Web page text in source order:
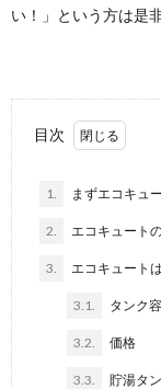
い！」という方は是
目次
1. まずエコキュ
2. エコキュート
3. エコキュート
3.1. タンク
3.2. 価格
3.3. 貯湯タ